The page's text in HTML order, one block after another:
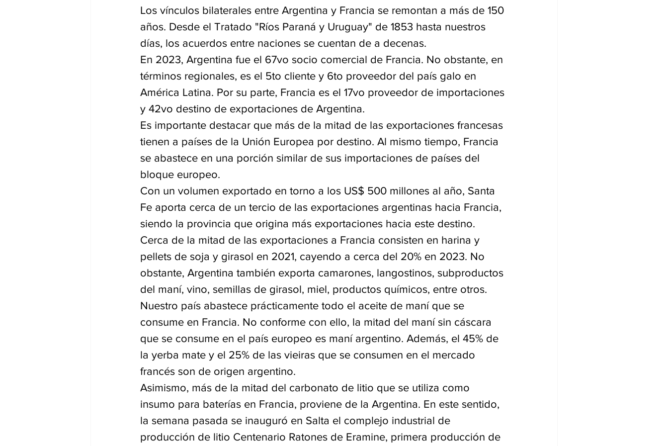
Los vínculos bilaterales entre Argentina y Francia se remontan a más de 150
años. Desde el Tratado "Ríos Paraná y Uruguay" de 1853 hasta nuestros
días, los acuerdos entre naciones se cuentan de a decenas.
En 2023, Argentina fue el 67vo socio comercial de Francia. No obstante, en
términos regionales, es el 5to cliente y 6to proveedor del país galo en
América Latina. Por su parte, Francia es el 17vo proveedor de importaciones
y 42vo destino de exportaciones de Argentina.
Es importante destacar que más de la mitad de las exportaciones francesas
tienen a países de la Unión Europea por destino. Al mismo tiempo, Francia
se abastece en una porción similar de sus importaciones de países del
bloque europeo.
Con un volumen exportado en torno a los US$ 500 millones al año, Santa
Fe aporta cerca de un tercio de las exportaciones argentinas hacia Francia,
siendo la provincia que origina más exportaciones hacia este destino.
Cerca de la mitad de las exportaciones a Francia consisten en harina y
pellets de soja y girasol en 2021, cayendo a cerca del 20% en 2023. No
obstante, Argentina también exporta camarones, langostinos, subproductos
del maní, vino, semillas de girasol, miel, productos químicos, entre otros.
Nuestro país abastece prácticamente todo el aceite de maní que se
consume en Francia. No conforme con ello, la mitad del maní sin cáscara
que se consume en el país europeo es maní argentino. Además, el 45% de
la yerba mate y el 25% de las vieiras que se consumen en el mercado
francés son de origen argentino.
Asimismo, más de la mitad del carbonato de litio que se utiliza como
insumo para baterías en Francia, proviene de la Argentina. En este sentido,
la semana pasada se inauguró en Salta el complejo industrial de
producción de litio Centenario Ratones de Eramine, primera producción de